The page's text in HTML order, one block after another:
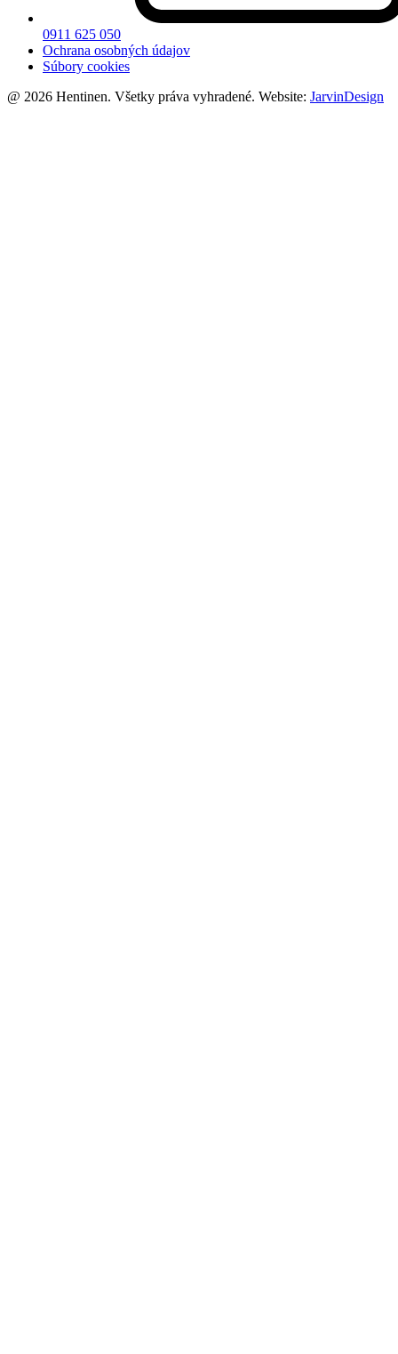
0911 625 050
Ochrana osobných údajov
Súbory cookies
@ 2026 Hentinen. Všetky práva vyhradené. Website: JarvinDesign